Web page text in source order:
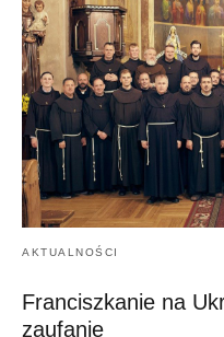
AKTUALNOŚCI
Franciszkanie na
zaufanie